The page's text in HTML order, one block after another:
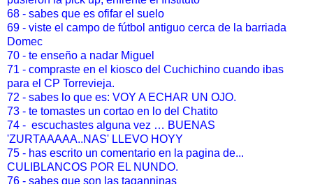
68 - sabes que es ofifar el suelo
69 - viste el campo de fútbol antiguo cerca de la barriada
Domec
70 - te enseño a nadar Miguel
71 - compraste en el kiosco del Cuchichino cuando ibas
para el CP Torrevieja.
72 - sabes lo que es: VOY A ECHAR UN OJO.
73 - te tomastes un cortao en lo del Chatito
74 - escuchastes alguna vez … BUENAS
'ZURTAAAAA..NAS' LLEVO HOYY
75 - has escrito un comentario en la pagina de...
CULIBLANCOS POR EL NUNDO.
76 - sabes que son las taganninas